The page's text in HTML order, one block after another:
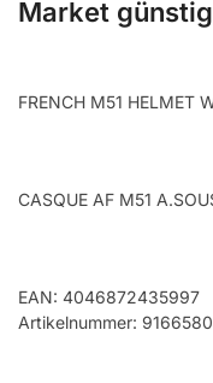
Market
FRENCH M51 HELMET
CASQUE AF M51
EAN: 4046872435997
Artikelnummer: